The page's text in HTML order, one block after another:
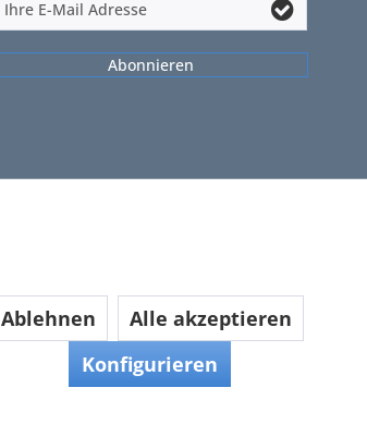
Abonnieren
Ablehnen
Alle akzeptieren
Konfigurieren